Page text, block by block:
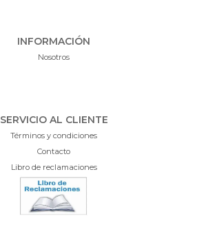
INFORMACIÓN
Nosotros
SERVICIO AL CLIENTE
Términos y condiciones
Contacto
Libro de reclamaciones